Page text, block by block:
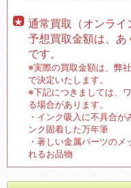
通常買取（オンラ
予想買取金額は、
です。
※実際の買取金額は、弊
で決定いたします。
※下記につきましては、
る場合があります。
・インク吸入に不具合
ンク固着した万年筆
・著しい金属パーツの
れるお品物